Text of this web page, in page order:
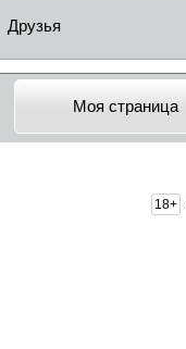
Друзья
Моя страница
18+